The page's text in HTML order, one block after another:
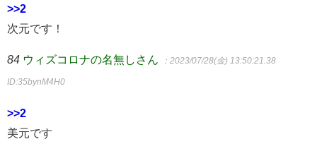
>>2
次元です！
84 ウィズコロナの名無しさん ：2023/07/28(金) 13:50:21.38
ID:35bynM4H0
>>2
美元です